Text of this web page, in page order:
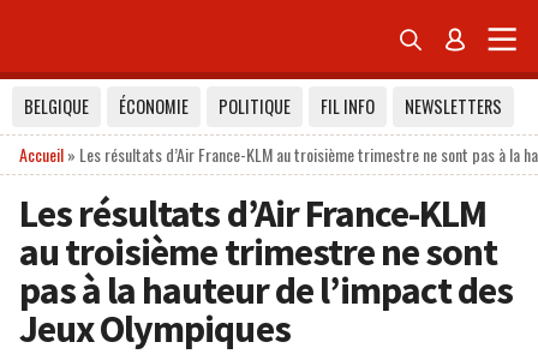
 
BELGIQUE ÉCONOMIE POLITIQUE FIL INFO
NEWSLETTERS
Accueil» Les résultats d’Air France-KLM au troisième trimestre ne sont pas à la
Les résultats d’Air France-KLM
au troisième trimestre ne sont
pas à la hauteur de l’impact des
Jeux Olympiques